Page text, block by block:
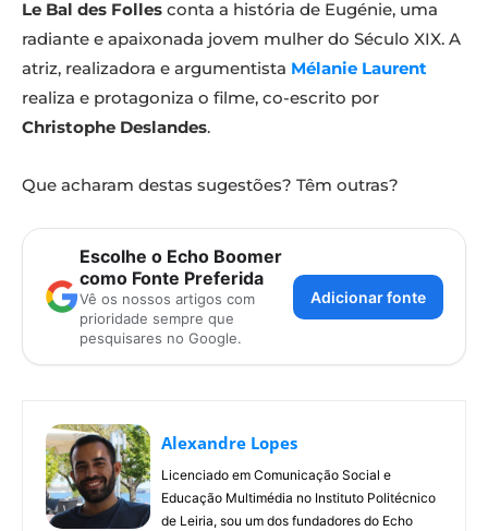
Le Bal des Folles conta a história de Eugénie, uma
radiante e apaixonada jovem mulher do Século XIX. A
atriz, realizadora e argumentista Mélanie Laurent
realiza e protagoniza o filme, co-escrito por
Christophe Deslandes.
Que acharam destas sugestões? Têm outras?
Escolhe o Echo Boomer
como Fonte Preferida
Vê os nossos artigos com
prioridade sempre que
pesquisares no Google.
Adicionar fonte
Alexandre Lopes
Licenciado em Comunicação Social e
Educação Multimédia no Instituto Politécnico
de Leiria, sou um dos fundadores do Echo